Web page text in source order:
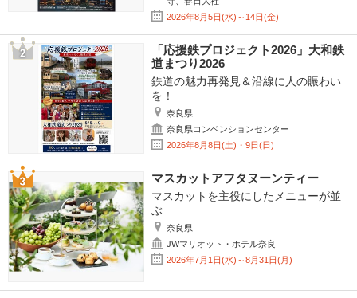
2026年8月5日(水)～14日(金)
「応援鉄プロジェクト2026」大和鉄
道まつり2026
鉄道の魅力再発見＆沿線に人の賑わい
を！
奈良県
奈良県コンベンションセンター
2026年8月8日(土)・9日(日)
マスカットアフタヌーンティー
マスカットを主役にしたメニューが並
ぶ
奈良県
JWマリオット・ホテル奈良
2026年7月1日(水)～8月31日(月)